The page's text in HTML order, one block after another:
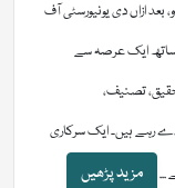
بعد ازاں دی یونیورسٹی آف
ساتھ ایک عرصہ سے
تصنیف،
رہے ہیں۔ ایک سرکاری
...
مزید پڑھیں